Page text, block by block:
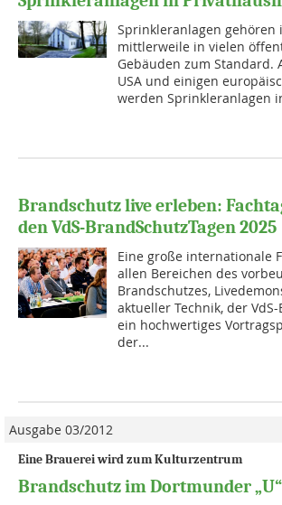
Sprinkleranlagen gehören
mittlerweile in vielen
Gebäuden zum Standard.
USA und einigen
werden Sprinkleranlagen
Brandschutz live erleben:
den VdS-BrandSchutzTagen 2025
Eine große internationale
allen Bereichen des
Brandschutzes,
aktueller Technik, der
ein hochwertiges
der...
Ausgabe 03/2012
Eine Brauerei wird zum Kulturzentrum
Brandschutz im Dortmunder „U“